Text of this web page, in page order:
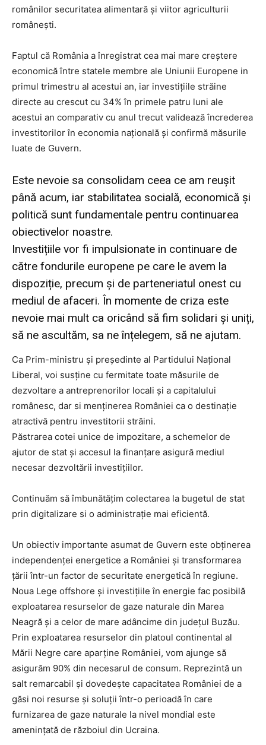
românilor securitatea alimentară și viitor agriculturii
românești.
Faptul că România a înregistrat cea mai mare creștere
economică între statele membre ale Uniunii Europene in
primul trimestru al acestui an, iar investițiile străine
directe au crescut cu 34% în primele patru luni ale
acestui an comparativ cu anul trecut validează încrederea
investitorilor în economia națională și confirmă măsurile
luate de Guvern.
Este nevoie sa consolidam ceea ce am reușit
până acum, iar stabilitatea socială, economică și
politică sunt fundamentale pentru continuarea
obiectivelor noastre.
Investițiile vor fi impulsionate in continuare de
către fondurile europene pe care le avem la
dispoziție, precum și de parteneriatul onest cu
mediul de afaceri. În momente de criza este
nevoie mai mult ca oricând să fim solidari și uniți,
să ne ascultăm, sa ne înțelegem, să ne ajutam.
Ca Prim-ministru și președinte al Partidului Național
Liberal, voi susține cu fermitate toate măsurile de
dezvoltare a antreprenorilor locali și a capitalului
românesc, dar si menținerea României ca o destinație
atractivă pentru investitorii străini.
Păstrarea cotei unice de impozitare, a schemelor de
ajutor de stat și accesul la finanțare asigură mediul
necesar dezvoltării investițiilor.
Continuăm să îmbunătățim colectarea la bugetul de stat
prin digitalizare si o administrație mai eficientă.
Un obiectiv importante asumat de Guvern este obținerea
independenței energetice a României și transformarea
țării într-un factor de securitate energetică în regiune.
Noua Lege offshore și investițiile în energie fac posibilă
exploatarea resurselor de gaze naturale din Marea
Neagră și a celor de mare adâncime din județul Buzău.
Prin exploatarea resurselor din platoul continental al
Mării Negre care aparține României, vom ajunge să
asigurăm 90% din necesarul de consum. Reprezintă un
salt remarcabil și dovedește capacitatea României de a
găsi noi resurse și soluții într-o perioadă în care
furnizarea de gaze naturale la nivel mondial este
amenințată de războiul din Ucraina.